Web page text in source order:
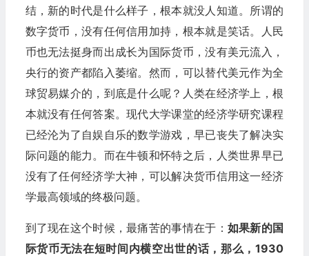
结，新的时代是什么样子，根本就没人知道。所谓的
数字货币，没有任何信用加持，根本就是笑话。人民
币也无法挺身而出成长为国际货币，没有美元流入，
央行的资产都陷入萎缩。然而，可以替代美元作为全
球贸易媒介的，到底是什么呢？人类在经济学上，根
本就没有任何答案。现代大学课堂的经济学研究课程
已经沦为了自娱自乐的数学游戏，早已丧失了解决实
际问题的能力。而在牛顿和怀特之后，人类世界早已
没有了任何经济学大神，可以解决货币信用这一经济
学最高领域的终极问题。
到了现在这个时候，最痛苦的事情在于： 如果新的国
际货币无法在短时间内横空出世的话，那么，1930